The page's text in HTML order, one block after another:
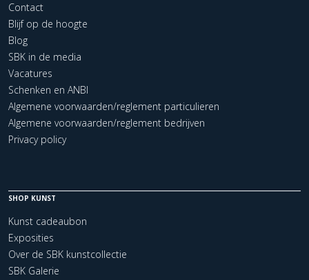
Contact
Blijf op de hoogte
Blog
SBK in de media
Vacatures
Schenken en ANBI
Algemene voorwaarden/reglement particulieren
Algemene voorwaarden/reglement bedrijven
Privacy policy
SHOP KUNST
Kunst cadeaubon
Exposities
Over de SBK kunstcollectie
SBK Galerie